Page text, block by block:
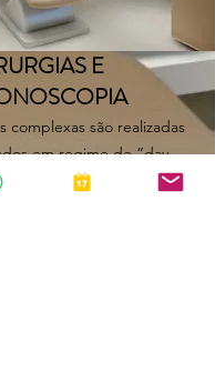
E
complexas são realizadas
em regime de “day-
de internação),